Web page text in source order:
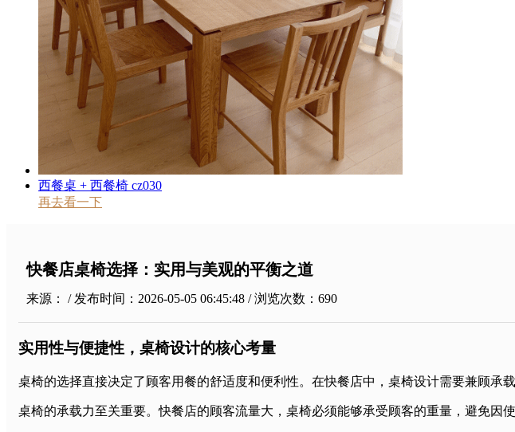
西餐桌 + 西餐椅 cz030
再去看一下
快餐店桌椅选择：实用与美观的平衡之道
来源： / 发布时间：2026-05-05 06:45:48 / 浏览次数： 690
实用性与便捷性，桌椅设计的核心考量
桌椅的选择直接决定了顾客用餐的舒适度和便利性。在快餐店中，桌椅设计需要兼顾承
桌椅的承载力至关重要。快餐店的顾客流量大，桌椅必须能够承受顾客的重量，避免因